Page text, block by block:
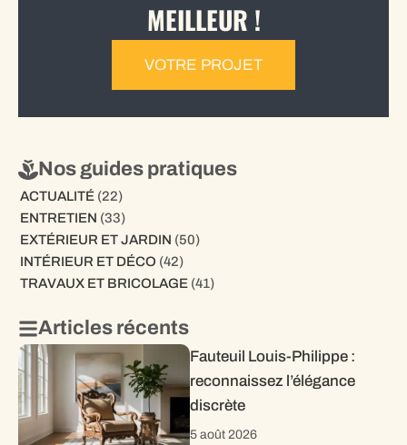
MEILLEUR !
VOTRE PROJET
Nos guides pratiques
ACTUALITÉ(22)
ENTRETIEN (33)
EXTÉRIEUR ET JARDIN (50)
INTÉRIEUR ET DÉCO (42)
TRAVAUX ET BRICOLAGE(41)
Articles récents
Fauteuil Louis-Philippe :
reconnaissez l’élégance
discrète
5 août 2026